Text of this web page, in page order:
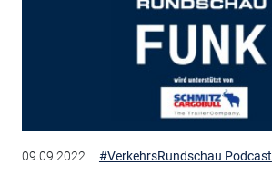
09.09.2022 #VerkehrsRundschau Podcast